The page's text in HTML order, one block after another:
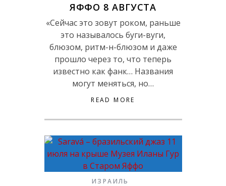
ЯФФО 8 АВГУСТА
«Сейчас это зовут роком, раньше
это называлось буги-вуги,
блюзом, ритм-н-блюзом и даже
прошло через то, что теперь
известно как фанк… Названия
могут меняться, но…
READ MORE
ИЗРАИЛЬ